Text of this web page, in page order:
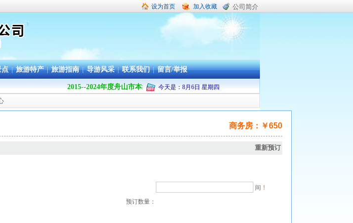
设为首页 加入收藏 公司简介
点 | 旅游特产 | 旅游指南 | 导游风采 | 联系我们 | 留言/举报
2015--2024年度舟山市本级及普陀区机关企事业单位职工疗休养承办旅行社
今天是： 8月 6日 星期四
商务房：￥650
重新预订
预订数量：
间 ！